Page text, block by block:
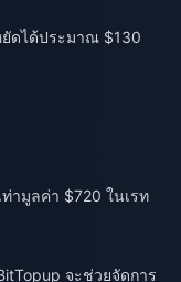
ยัดได้ประมาณ $130
ามูลค่า $720 ในเรท
จะช่วยจัดการ